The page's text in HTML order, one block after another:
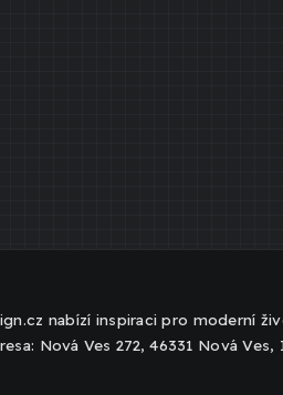
nabízí inspiraci pro moderní
Nová Ves 272, 46331 Nová Ves,